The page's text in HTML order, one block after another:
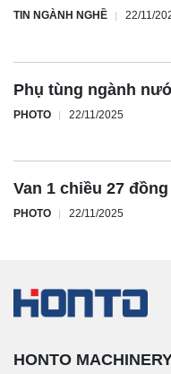
TIN NGÀNH NGHỀ 22/11/
Phụ tùng ngành
PHOTO 22/11/2025
Van 1 chiều 27 đồng
PHOTO 22/11/2025
HONTO